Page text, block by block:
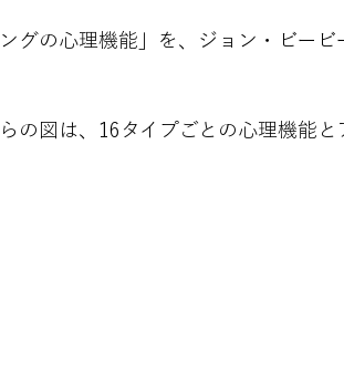
ングの心理機能」を、ジョン・ビー
の図は、16タイプごとの心理機能